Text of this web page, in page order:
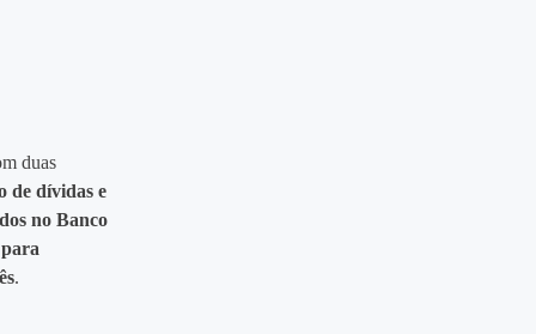
duas
de dívidas e
no Banco
.